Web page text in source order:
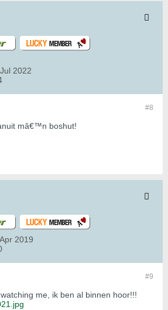
Jul 2022
#8
mâ€™n boshut!
Apr 2019
#9
me, ik ben al binnen hoor!!!